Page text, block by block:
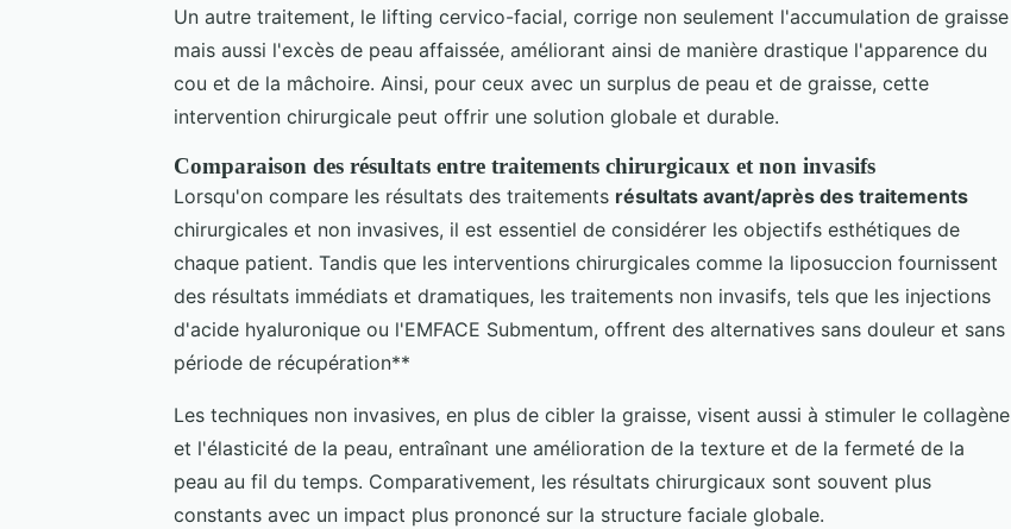
Un autre traitement, le lifting cervico-facial, corrige non seulement l'accumulation de graisse
mais aussi l'excès de peau affaissée, améliorant ainsi de manière drastique l'apparence du
cou et de la mâchoire. Ainsi, pour ceux avec un surplus de peau et de graisse, cette
intervention chirurgicale peut offrir une solution globale et durable.
Comparaison des résultats entre traitements chirurgicaux et non invasifs
Lorsqu'on compare les résultats des traitements résultats avant/après des traitements
chirurgicales et non invasives, il est essentiel de considérer les objectifs esthétiques de
chaque patient. Tandis que les interventions chirurgicales comme la liposuccion fournissent
des résultats immédiats et dramatiques, les traitements non invasifs, tels que les injections
d'acide hyaluronique ou l'EMFACE Submentum, offrent des alternatives sans douleur et sans
période de récupération**
Les techniques non invasives, en plus de cibler la graisse, visent aussi à stimuler le collagène
et l'élasticité de la peau, entraînant une amélioration de la texture et de la fermeté de la
peau au fil du temps. Comparativement, les résultats chirurgicaux sont souvent plus
constants avec un impact plus prononcé sur la structure faciale globale.